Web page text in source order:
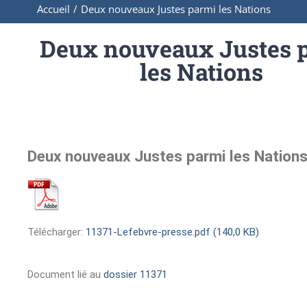
Accueil / Deux nouveaux Justes parmi les Nations
Deux nouveaux Justes
les Nations
Deux nouveaux Justes parmi les Nations
Télécharger: 11371-Lefebvre-presse.pdf (140,0 KB)
Document lié au dossier 11371